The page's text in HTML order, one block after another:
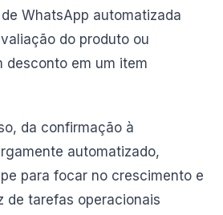
WhatsApp automatizada
do produto ou
desconto em um item
da confirmação à
automatizado,
para focar no crescimento e
de tarefas operacionais